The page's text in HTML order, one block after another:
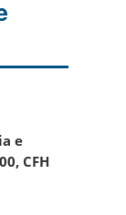
e
CFH